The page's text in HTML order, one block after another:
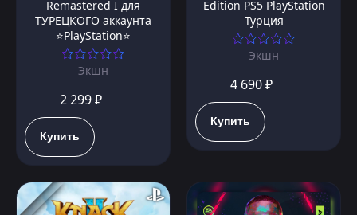
Remastered I для
ТУРЕЦКОГО аккаунта
⭐PlayStation⭐
Экшн
2 299 ₽
Купить
Edition PS5 PlayStation
Турция
Экшн
4 690 ₽
Купить